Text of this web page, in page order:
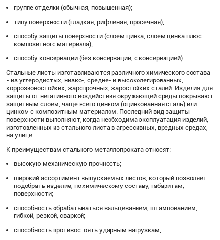
группе отделки (обычная, повышенная);
типу поверхности (гладкая, рифленая, просечная);
способу защиты поверхности (слоем цинка, слоем цинка плюс
композитного материала);
способу консервации (без консервации, с консервацией).
Стальные листы изготавливаются различного химического состава
- из углеродистых, низко-, средне- и высоколегированных,
коррозионостойких, жаропрочных, жаростойких сталей. Изделия для
защиты от негативного воздействия окружающей среды покрывают
защитным слоем, чаще всего цинком (оцинкованная сталь) или
цинком с композитным материалом. Последний вид защиты
поверхности выполняют, когда необходима эксплуатация изделий,
изготовленных из стального листа в агрессивных, вредных средах,
на улице.
К преимуществам стального металлопроката относят:
высокую механическую прочность;
широкий ассортимент выпускаемых листов, который позволяет
подобрать изделие, по химическому составу, габаритам,
поверхности;
способность обрабатываться вальцеванием, штампованием,
гибкой, резкой, сваркой;
способность противостоять ударным нагрузкам;